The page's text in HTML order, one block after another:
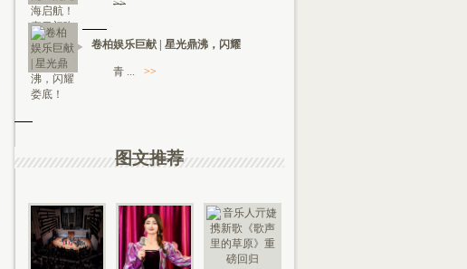
>>
卷柏娱乐巨献 | 星光鼎沸，闪耀
青 ... >>
图文推荐